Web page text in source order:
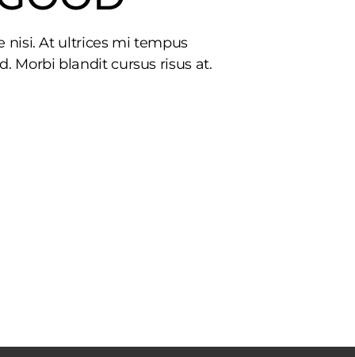
nisi. At ultrices mi tempus
Morbi blandit cursus risus at.